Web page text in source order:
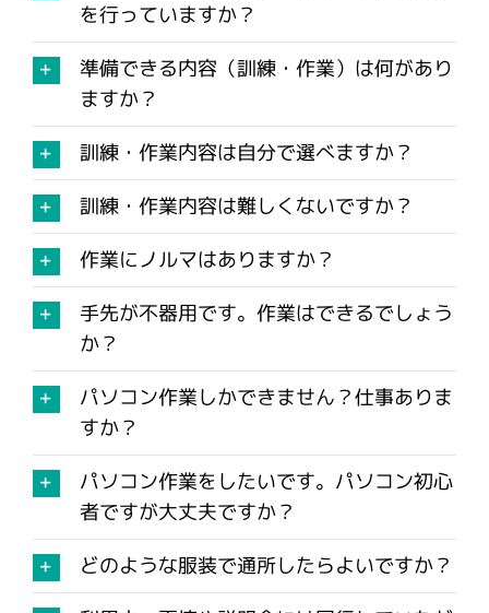
を行っていますか？
準備できる内容（訓練・作業）は何があり
ますか？
訓練・作業内容は自分で選べますか？
訓練・作業内容は難しくないですか？
作業にノルマはありますか？
手先が不器用です。作業はできるでしょう
か？
パソコン作業しかできません？仕事ありま
すか？
パソコン作業をしたいです。パソコン初心
者ですが大丈夫ですか？
どのような服装で通所したらよいですか？